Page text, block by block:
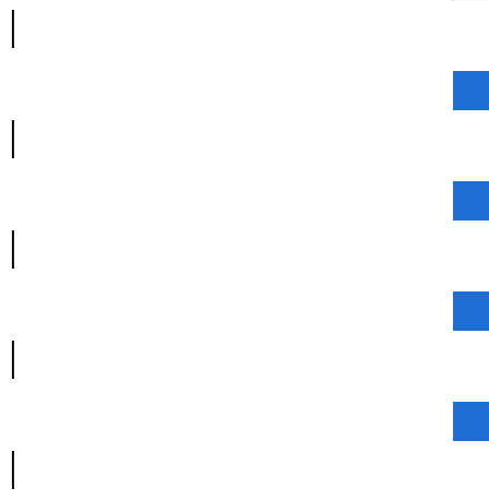
|
|
|
|
|